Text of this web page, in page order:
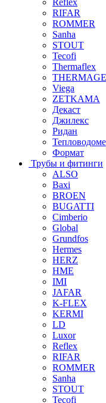
RIFAR
ROMMER
Sanha
STOUT
Tecofi
Thermaflex
Viega
ZETKAMA
Декаст
Джилекс
Ридан
Формат
Трубы и фитинги
ALSO
Baxi
BROEN
BUGATTI
Cimberio
Global
Grundfos
Hermes
HERZ
HME
IMI
JAFAR
K-FLEX
KERMI
LD
Luxor
Reflex
RIFAR
ROMMER
Sanha
STOUT
Tecofi